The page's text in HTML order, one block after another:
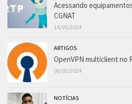
Acessando
CGNAT
14/05/2024
ARTIGOS
OpenVPN multiclient no
06/02/2024
NOTÍCIAS